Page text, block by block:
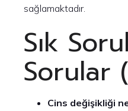
sağlamaktadır.
Sık
Sorular
Cins değişikliği